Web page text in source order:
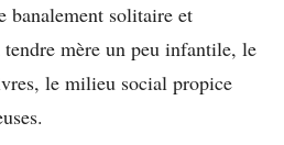
banalement solitaire et
tendre mère un peu infantile, le
le milieu social propice